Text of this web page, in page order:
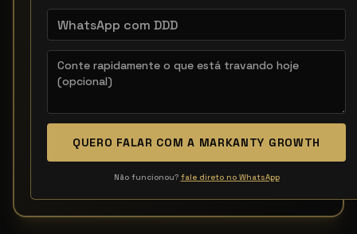
QUERO FALAR COM A MARKANTY GROWTH
Não funcionou? fale direto no WhatsApp